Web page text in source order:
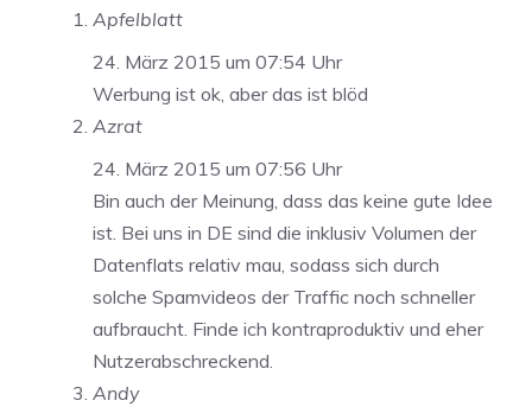
Apfelblatt
24. März 2015 um 07:54 Uhr
Werbung ist ok, aber das ist blöd
Azrat
24. März 2015 um 07:56 Uhr
Bin auch der Meinung, dass das keine gute Idee
ist. Bei uns in DE sind die inklusiv Volumen der
Datenflats relativ mau, sodass sich durch
solche Spamvideos der Traffic noch schneller
aufbraucht. Finde ich kontraproduktiv und eher
Nutzerabschreckend.
Andy